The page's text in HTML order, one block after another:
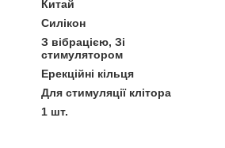
Китай
Силікон
З вібрацією, Зі
стимулятором
Ерекційні кільця
Для стимуляції клітора
1 шт.